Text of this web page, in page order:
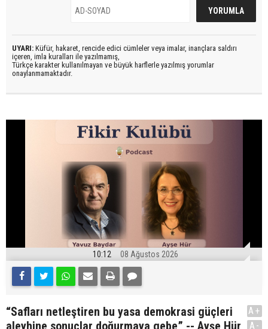
UYARI: Küfür, hakaret, rencide edici cümleler veya imalar, inançlara saldırı
içeren, imla kuralları ile yazılmamış,
Türkçe karakter kullanılmayan ve büyük harflerle yazılmış yorumlar
onaylanmamaktadır.
10:12 08 Ağustos 2026
“Safları netleştiren bu yasa demokrasi güçleri
aleyhine sonuçlar doğurmaya gebe” -- Ayşe Hür
A+
A-